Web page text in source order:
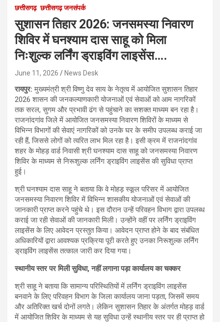
छत्तीसगढ़ छत्तीसगढ़ जनसंपर्क
सुशासन तिहार 2026: जनसमस्या निवारण
शिविर में घनश्याम दास साहू को मिला
निःशुल्क लर्निंग ड्राइविंग लाइसेंस….
June 11, 2026 News Desk
रायपुर:मुख्यमंत्री श्री विष्णु देव साय के नेतृत्व में आयोजित सुशासन तिहार
2026 शासन की जनकल्याणकारी योजनाओं एवं सेवाओं को आम नागरिकों
तक सरल, सुगम और प्रभावी ढंग से पहुंचाने का सशक्त माध्यम बन रहा है।
राजनांदगांव जिले में आयोजित जनसमस्या निवारण शिविरों के माध्यम से
विभिन्न विभागों की सेवाएं नागरिकों को उनके घर के समीप उपलब्ध कराई जा
रही हैं, जिससे लोगों को त्वरित लाभ मिल रहा है। इसी क्रम में राजनांदगांव
शहर के मोहड़ वार्ड निवासी श्री घनश्याम दास साहू को जनसमस्या निवारण
शिविर के माध्यम से निरूशुल्क लर्निंग ड्राइविंग लाइसेंस की सुविधा प्राप्त
हुई।
श्री घनश्याम दास साहू ने बताया कि वे मोहड़ स्कूल परिसर में आयोजित
जनसमस्या निवारण शिविर में विभिन्न शासकीय योजनाओं एवं सेवाओं की
जानकारी प्राप्त करने पहुंचे थे। इस दौरान उन्हें परिवहन विभाग द्वारा उपलब्ध
कराई जा रही सेवाओं की जानकारी मिली। उन्होंने वहीं पर लर्निंग ड्राइविंग
लाइसेंस के लिए आवेदन प्रस्तुत किया। आवेदन प्राप्त होने के बाद संबंधित
अधिकारियों द्वारा आवश्यक प्रक्रिया पूरी करते हुए उनका निरूशुल्क लर्निंग
ड्राइविंग लाइसेंस तत्काल जारी कर दिया गया।
स्थानीय स्तर पर मिली सुविधा, नहीं लगाना पड़ा कार्यालय का चक्कर
श्री साहू ने बताया कि सामान्य परिस्थितियों में लर्निंग ड्राइविंग लाइसेंस
बनवाने के लिए परिवहन विभाग के जिला कार्यालय जाना पड़ता, जिसमें समय
और अतिरिक्त खर्च दोनों लगते। लेकिन सुशासन तिहार के अंतर्गत मोहड़ वार्ड
में आयोजित शिविर के माध्यम से यह सुविधा उन्हें स्थानीय स्तर पर ही प्राप्त हो